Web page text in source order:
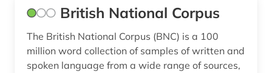
recht (4)
rechtschreibung (1)
rechtssprache (1)
British National Corpus
The British National Corpus (BNC) is a 100
million word collection of samples of written and
spoken language from a wide range of sources,